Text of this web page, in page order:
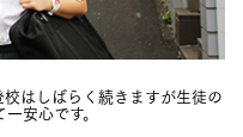
はしばらく続きますが生徒の
安心です。